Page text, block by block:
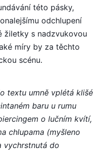
této pásky,
odchlupení
žiletky s nadzvukovou
míry by za těchto
scénu.
textu umně vplétá klišé
baru u rumu
o lučním kvítí,
chlupama (myšleno
vychrstnutá do